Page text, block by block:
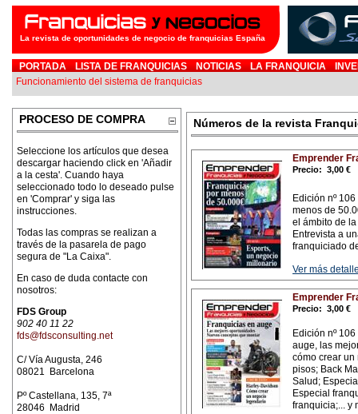
La revista de oportunidades de negocio de franquicias España
PORTADA LISTA DE FRANQUICIAS NOTICIAS LA FRANQUICIA
Funcionamiento del sistema de franquicias
PROCESO DE COMPRA
Seleccione los artículos que desea
descargar haciendo click en 'Añadir
a la cesta'. Cuando haya
seleccionado todo lo deseado pulse
en 'Comprar' y siga las
instrucciones.
Todas las compras se realizan a
través de la pasarela de pago
segura de "La Caixa".
En caso de duda contacte con
nosotros:
FDS Group
902 40 11 22
fds@fdsconsulting.net
C/ Vía Augusta, 246
08021 Barcelona
Pº Castellana, 135, 7ª
28046 Madrid
Números de la revista
Emprender
Precio: 3,00 €
Edición nº
menos de
el ámbito de
Entrevista a
franquiciado
Ver más
Emprender
Precio: 3,00 €
Edición nº
auge, las
cómo crear
pisos; Back
Salud;
Especial
franquicia;... y